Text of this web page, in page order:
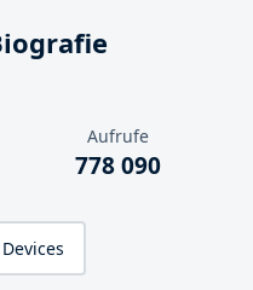
Aufrufe
778 090
Devices